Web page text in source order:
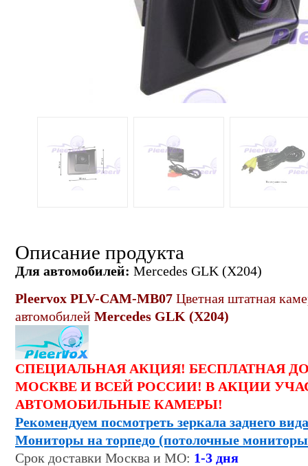
Описание продукта
Для автомобилей: Mercedes GLK (X204)
Pleervox PLV-CAM-MB07 Цветная штатная
автомобилей Mercedes GLK (X204)
СПЕЦИАЛЬНАЯ АКЦИЯ! БЕСПЛАТНАЯ
МОСКВЕ И ВСЕЙ РОССИИ! В АКЦИИ
АВТОМОБИЛЬНЫЕ КАМЕРЫ!
Рекомендуем посмотреть зеркала заднего
Мониторы на торпедо (потолочные
Срок доставки Москва и МО: 1-3 дня